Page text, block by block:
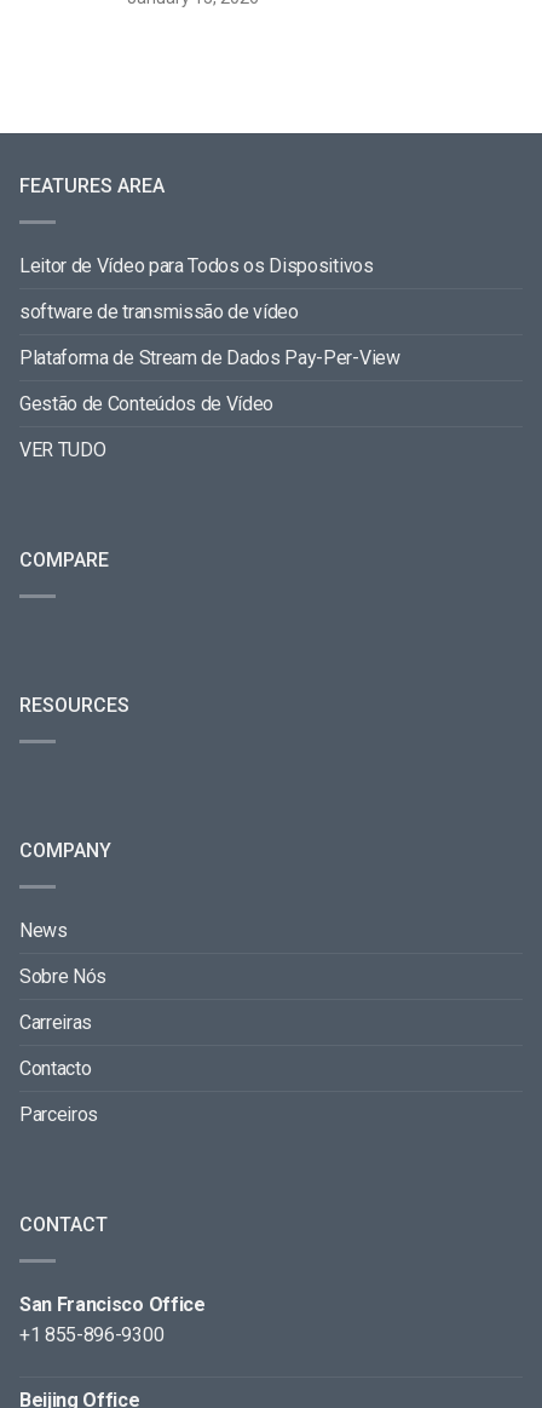
FEATURES AREA
Leitor de Vídeo para Todos os Dispositivos
software de transmissão de vídeo
Plataforma de Stream de Dados Pay-Per-View
Gestão de Conteúdos de Vídeo
VER TUDO
COMPARE
RESOURCES
COMPANY
News
Sobre Nós
Carreiras
Contacto
Parceiros
CONTACT
San Francisco Office
+1 855-896-9300
Beijing Office